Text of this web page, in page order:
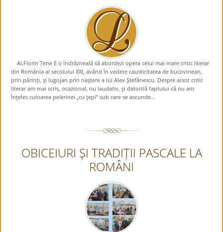
Al.Florin Țene E o îndrăzneală să abordezi opera celui mai mare critic literar
din România al secolului XXI, având în vedere causticitatea de bucovinean,
prin părinţi, şi lugojan prin naştere a lui Alex Ştefănescu. Despre acest critic
literar am mai scris, ocazional, nu laudativ, şi datorită faptului că nu am
înţeles culoarea pelerinei „cu ţepi” sub care se ascunde...
OBICEIURI ȘI TRADIȚII PASCALE LA
ROMÂNI